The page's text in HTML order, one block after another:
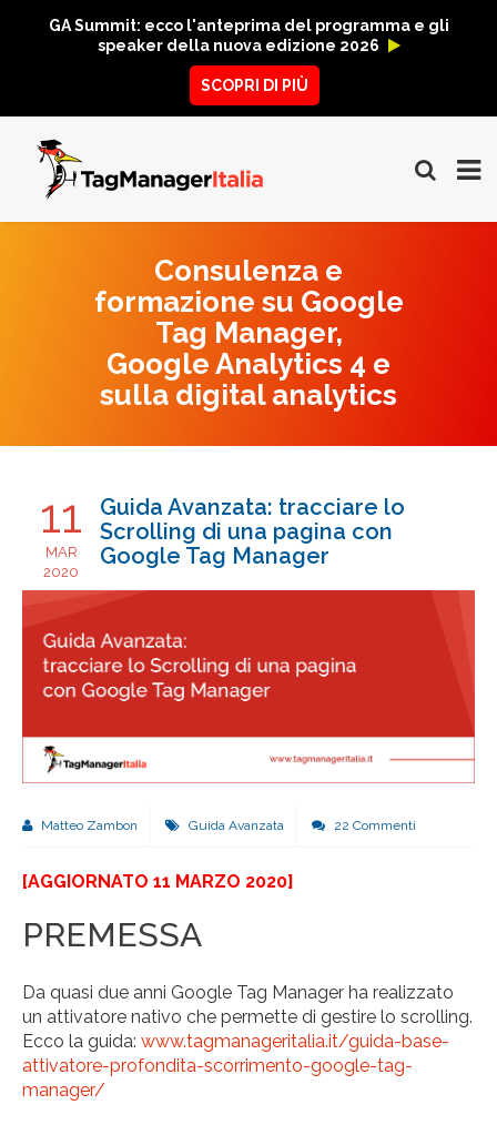
GA Summit: ecco l'anteprima del programma e gli
speaker della nuova edizione 2026
SCOPRI DI PIÙ
Consulenza e
formazione su Google
Tag Manager,
Google Analytics 4 e
sulla digital analytics
11
MAR
2020
Guida Avanzata: tracciare lo
Scrolling di una pagina con
Google Tag Manager
Matteo Zambon Guida Avanzata 22 Commenti
[AGGIORNATO 11 MARZO 2020]
PREMESSA
Da quasi due anni Google Tag Manager ha realizzato
un attivatore nativo che permette di gestire lo scrolling.
Ecco la guida: www.tagmanageritalia.it/guida-base-
attivatore-profondita-scorrimento-google-tag-
manager/